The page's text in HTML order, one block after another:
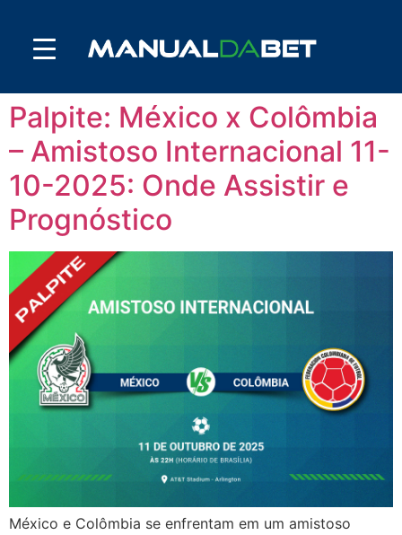
Palpite: México x Colômbia
– Amistoso Internacional 11-
10-2025: Onde Assistir e
Prognóstico
México e Colômbia se enfrentam em um amistoso